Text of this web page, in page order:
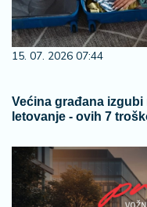
15. 07. 2026 07:44
Većina građana
letovanje - ovih 7